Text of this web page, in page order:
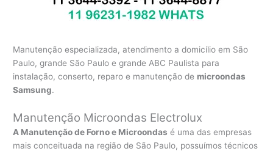
Manutenção especializada, atendimento a domicílio em São
Paulo, grande São Paulo e grande ABC Paulista para
instalação, conserto, reparo e manutenção de microondas
Samsung.
Manutenção Microondas Electrolux
A Manutenção de Forno e Microondas é uma das empresas
mais conceituada na região de São Paulo, possuímos técnicos